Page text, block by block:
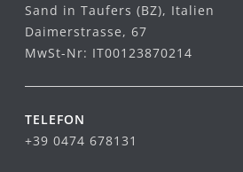
Sand in Taufers (BZ), Italien
Daimerstrasse, 67
MwSt-Nr: IT00123870214
TELEFON
+39 0474 678131